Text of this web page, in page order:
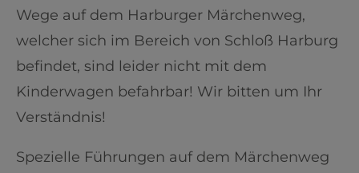
Wege auf dem Harburger Märchenweg,
welcher sich im Bereich von Schloß Harburg
befindet, sind leider nicht mit dem
Kinderwagen befahrbar! Wir bitten um Ihr
Verständnis!
Spezielle Führungen auf dem Märchenweg